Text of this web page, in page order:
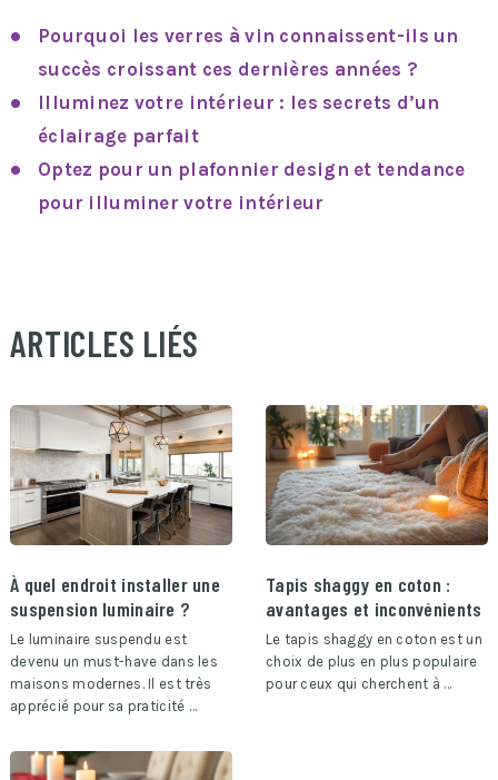
Pourquoi les verres à vin connaissent-ils un
succès croissant ces dernières années ?
Illuminez votre intérieur : les secrets d’un
éclairage parfait
Optez pour un plafonnier design et tendance
pour illuminer votre intérieur
ARTICLES LIÉS
À quel endroit installer une
suspension luminaire ?
Le luminaire suspendu est
devenu un must-have dans les
maisons modernes. Il est très
apprécié pour sa praticité …
Tapis shaggy en coton :
avantages et inconvénients
Le tapis shaggy en coton est un
choix de plus en plus populaire
pour ceux qui cherchent à …